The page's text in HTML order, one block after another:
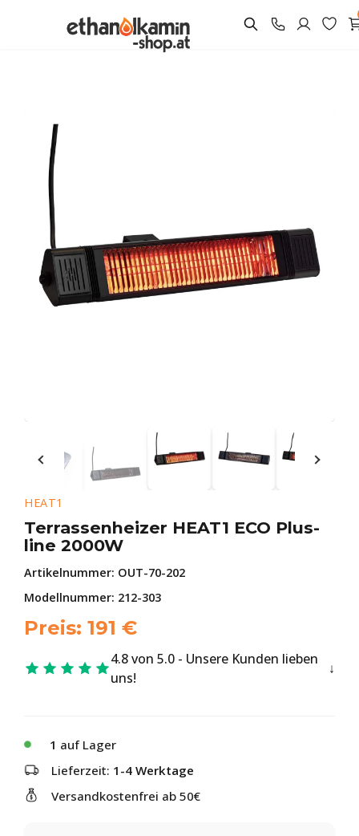
HEAT1
Terrassenheizer HEAT1 ECO Plus-
line 2000W
Artikelnummer: OUT-70-202
Modellnummer: 212-303
Preis: 191 €
4.8 von 5.0 - Unsere Kunden lieben
uns!
1 auf Lager
Lieferzeit: 1-4 Werktage
Versandkostenfrei ab 50€